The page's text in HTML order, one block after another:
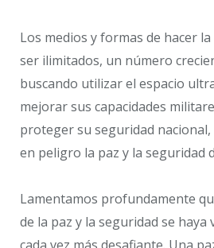
Los medios y formas de hacer
ser ilimitados, un número
buscando utilizar el espacio
mejorar sus capacidades
proteger su seguridad
en peligro la paz y la seguridad
Lamentamos profundamente
de la paz y la seguridad se